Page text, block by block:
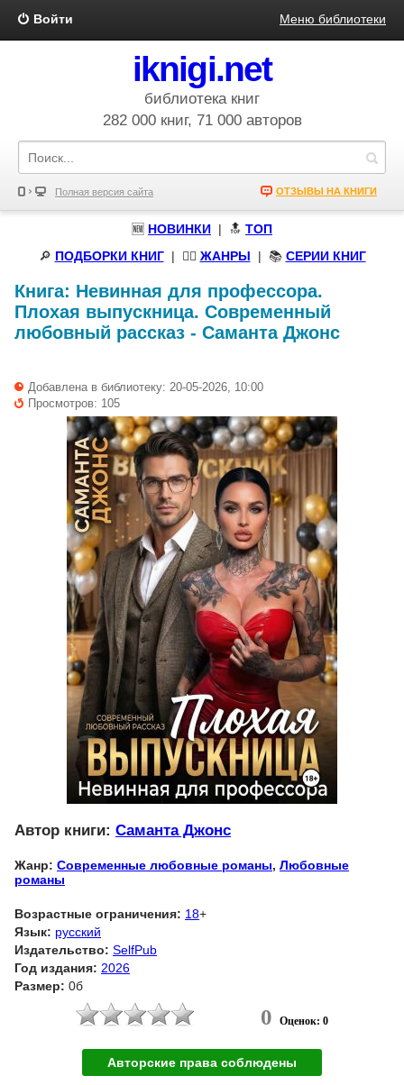
Войти Меню библиотеки
iknigi.net
библиотека книг
282 000 книг, 71 000 авторов
Полная версия сайта ОТЗЫВЫ НА КНИГИ
🆕 НОВИНКИ | 🔝 ТОП
🔎 ПОДБОРКИ КНИГ| 🧝‍♀️ ЖАНРЫ | 📚 СЕРИИ КНИГ
Книга: Невинная для профессора.
Плохая выпускница. Современный
любовный рассказ - Саманта Джонс
Добавлена в библиотеку: 20-05-2026, 10:00
Просмотров: 105
Автор книги: Саманта Джонс
Жанр: Современные любовные романы, Любовные
романы
Возрастные ограничения: 18+
Язык: русский
Издательство: SelfPub
Год издания: 2026
Размер: 0б
0 Оценок: 0
Авторские права соблюдены